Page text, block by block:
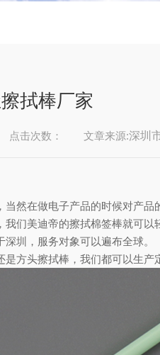
拭棒厂家
点击次数： 文章来源:深圳
然在做电子产品的时候对产品
们美迪帝的擦拭棉签棒就可以
圳，服务对象可以遍布全球。
方头擦拭棒，我们都可以生产